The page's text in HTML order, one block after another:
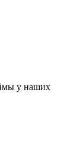
у наших